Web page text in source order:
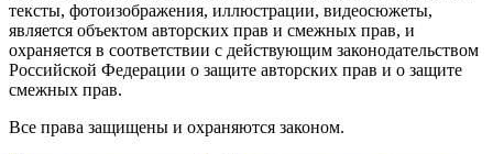
тексты, фотоизображения, иллюстрации, видеосюжеты,
является объектом авторских прав и смежных прав, и
охраняется в соответствии с действующим законодательством
Российской Федерации о защите авторских прав и о защите
смежных прав.
Все права защищены и охраняются законом.